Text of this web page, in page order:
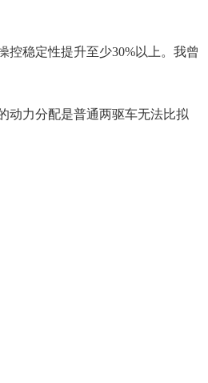
控稳定性提升至少30%以上。我曾
动力分配是普通两驱车无法比拟